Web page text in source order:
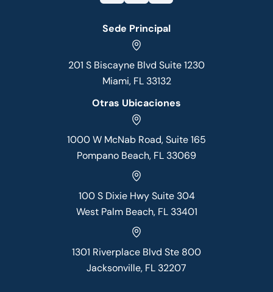
Sede Principal
201 S Biscayne Blvd Suite 1230
Miami, FL 33132
Otras Ubicaciones
1000 W McNab Road, Suite 165
Pompano Beach, FL 33069
100 S Dixie Hwy Suite 304
West Palm Beach, FL 33401
1301 Riverplace Blvd Ste 800
Jacksonville, FL 32207